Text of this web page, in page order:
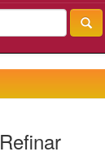
Refinar